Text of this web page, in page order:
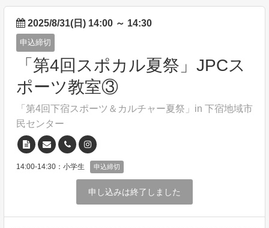
2025/8/31(日) 14:00 ～ 14:30
申込締切
「第4回スポカル夏祭」JPCス
ポーツ教室③
「第4回下宿スポーツ＆カルチャー夏祭」in 下宿地域市
民センター
14:00-14:30：小学生 申込締切
申し込みは終了しました